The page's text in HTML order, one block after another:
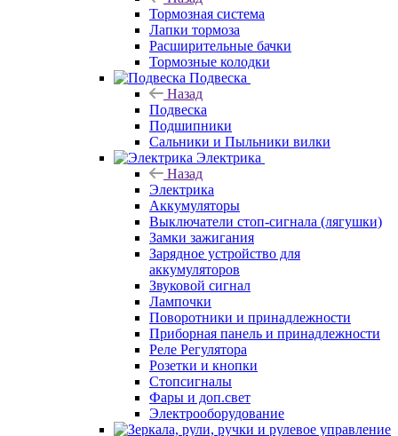
Тормозная система
Лапки тормоза
Расширительные бачки
Тормозные колодки
Подвеска
Назад
Подвеска
Подшипники
Сальники и Пыльники вилки
Электрика
Назад
Электрика
Аккумуляторы
Выключатели стоп-сигнала (лягушки)
Замки зажигания
Зарядное устройство для
аккумуляторов
Звуковой сигнал
Лампочки
Поворотники и принадлежности
Приборная панель и принадлежности
Реле Регулятора
Розетки и кнопки
Стопсигналы
Фары и доп.свет
Электрооборудование